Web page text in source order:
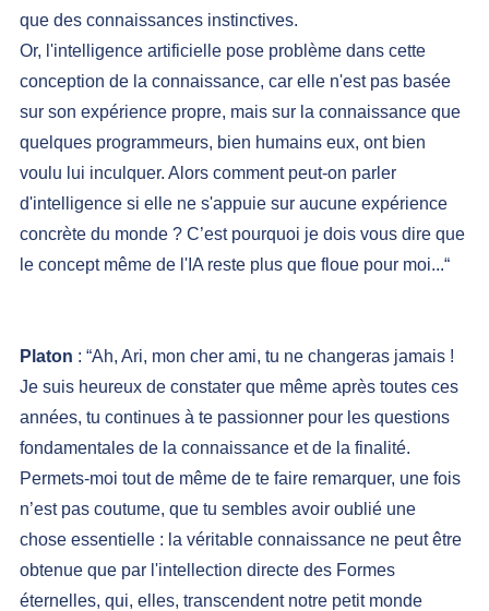
que des connaissances instinctives.
Or, l'intelligence artificielle pose problème dans cette
conception de la connaissance, car elle n'est pas basée
sur son expérience propre, mais sur la connaissance que
quelques programmeurs, bien humains eux, ont bien
voulu lui inculquer. Alors comment peut-on parler
d'intelligence si elle ne s'appuie sur aucune expérience
concrète du monde ? C’est pourquoi je dois vous dire que
le concept même de l'IA reste plus que floue pour moi...“
Platon : “Ah, Ari, mon cher ami, tu ne changeras jamais !
Je suis heureux de constater que même après toutes ces
années, tu continues à te passionner pour les questions
fondamentales de la connaissance et de la finalité.
Permets-moi tout de même de te faire remarquer, une fois
n’est pas coutume, que tu sembles avoir oublié une
chose essentielle : la véritable connaissance ne peut être
obtenue que par l'intellection directe des Formes
éternelles, qui, elles, transcendent notre petit monde